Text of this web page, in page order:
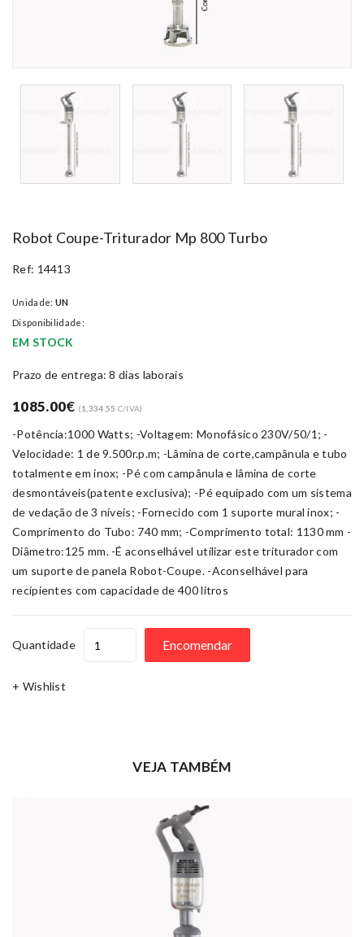
Robot Coupe-Triturador Mp 800 Turbo
Ref: 14413
Unidade: UN
Disponibilidade:
EM STOCK
Prazo de entrega: 8 dias laborais
1085.00€ (1,334.55 C/IVA)
-Potência:1000 Watts; -Voltagem: Monofásico 230V/50/1; -
Velocidade: 1 de 9.500r.p.m; -Lâmina de corte,campânula e tubo
totalmente em inox; -Pé com campânula e lâmina de corte
desmontáveis(patente exclusiva); -Pé equipado com um sistema
de vedação de 3 níveis; -Fornecido com 1 suporte mural inox; -
Comprimento do Tubo: 740 mm; -Comprimento total: 1130 mm -
Diâmetro:125 mm. -É aconselhável utilizar este triturador com
um suporte de panela Robot-Coupe. -Aconselhável para
recipientes com capacidade de 400 litros
Quantidade Encomendar
+ Wishlist
VEJA TAMBÉM